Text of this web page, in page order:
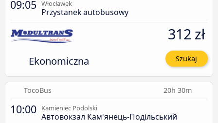
09:05 Włocławek
Przystanek autobusowy
Ekonomiczna
312 zł
Szukaj
TocoBus 20h 30m
10:00 Kamieniec Podolski
Автовокзал Кам'янець-Подільський